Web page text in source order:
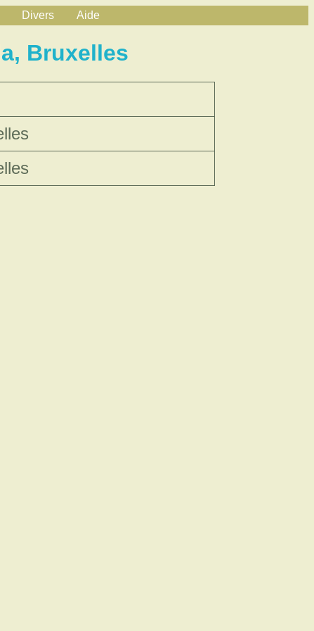
Divers Aide
Bruxelles